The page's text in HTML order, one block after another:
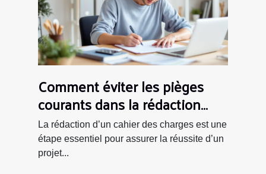
Comment éviter les pièges
courants dans la rédaction
d'un cahier des charges ?
La rédaction d’un cahier des charges est une
étape essentiel pour assurer la réussite d’un
projet...